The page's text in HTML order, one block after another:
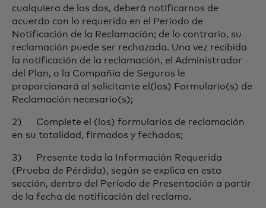
cualquiera de los dos, deberá notificarnos de
acuerdo con lo requerido en el Período de
Notificación de la Reclamación; de lo contrario, su
reclamación puede ser rechazada. Una vez recibida
la notificación de la reclamación, el Administrador
del Plan, o la Compañía de Seguros le
proporcionará al solicitante el(los) Formulario(s) de
Reclamación necesario(s);
2) Complete el (los) formularios de reclamación
en su totalidad, firmados y fechados;
3) Presente toda la Información Requerida
(Prueba de Pérdida), según se explica en esta
sección, dentro del Período de Presentación a partir
de la fecha de notificación del reclamo.